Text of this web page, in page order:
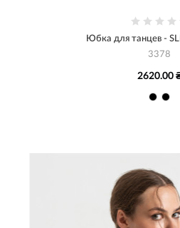
Юбка для танцев -
3378
2620.00